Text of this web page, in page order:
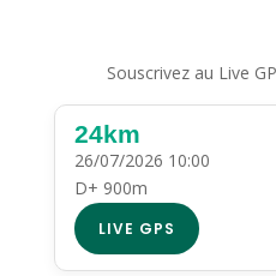
Souscrivez au Live
24km
26/07/2026 10:00
D+ 900m
LIVE GPS